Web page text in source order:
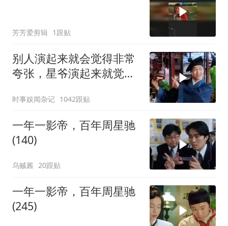
芳芳爱剪辑 1跟贴
别人演起来就会觉得非常
夸张，星爷演起来就觉得
时事娱闻杂记 1042跟贴
一年一影帝，百年周星驰
(140)
乌贼酱 20跟贴
一年一影帝，百年周星驰
(245)